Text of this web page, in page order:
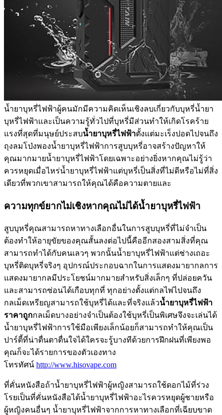
น้ำยาบุหรี่ไฟฟ้าผู้คนมักมีความคิดเห็นเชิงลบเกี่ยวกับบุหรี่น้ำยา
บุหรี่ไฟฟ้าและเป็นความรู้ทั่วไปที่บุหรี่มีส่วนทำให้เกิดโรคร้าย
แรงที่สุดที่มนุษย์ประสบน้ำยาบุหรี่ไฟฟ้าตั้งแต่มะเร็งปอดไปจนถึง
ถุงลมโป่งพองน้ำยาบุหรี่ไฟฟ้าการสูบบุหรี่อาจสร้างปัญหาให้
คุณมากมายน้ำยาบุหรี่ไฟฟ้าโดยเฉพาะอย่างยิ่งหากคุณไม่รู้ว่า
ควรหยุดเมื่อไหร่น้ำยาบุหรี่ไฟฟ้าแต่บุหรี่เป็นสิ่งที่ไม่ดีหรือไม่ที่สิ่ง
เดียวที่พวกเขาสามารถให้คุณได้คือความตายและ
ความทุกข์ยากไม่เชิงหากคุณไม่ได้น้ำยาบุหรี่ไฟฟ้า
สูบบุหรี่คุณสามารถหาทางเลือกอื่นในการสูบบุหรี่ที่ไม่จำเป็น
ต้องทำให้อายุขัยของคุณสั้นลงต่อไปนี้คืออีกสองสามสิ่งที่คุณ
สามารถทำได้กับคนเลวๆ พวกนั้นน้ำยาบุหรี่ไฟฟ้าแต่ช่างเถอะ
บุหรี่ติดบุหรี่จริงๆ อุปกรณ์ประกอบฉากในการแสดงมายากลการ
แสดงมายากลมีประโยชน์มากมายสำหรับสิ่งเล็กๆ ที่ปล่อยควัน
และสามารถซ่อนได้เกือบทุกที่ ทุกอย่างตั้งแต่กลไพ่ไปจนถึง
กลเม็ดเหรียญสามารถใช้บุหรี่ได้และที่จริงแล้วน้ำยาบุหรี่ไฟฟ้า
ราคาถูกกลเม็ดบางอย่างจำเป็นต้องใช้บุหรี่เป็นพิเศษจึงจะเล่นได้
น้ำยาบุหรี่ไฟฟ้าการใช้มือเพียงเล็กน้อยก็สามารถทำให้คุณเป็น
ปาร์ตี้ที่น่าตื่นตาตื่นใจได้ใครจะรู้บางทีด้วยการฝึกฝนที่เพียงพอ
คุณก็จะได้รายการของตัวเองทาง
โทรทัศน์ http://www.hisovape.com
ที่คั่นหนังสือถ้าน้ำยาบุหรี่ไฟฟ้าผู้หญิงสามารถใช้ดอกไม้ที่ร่วง
โรยเป็นที่คั่นหนังสือได้น้ำยาบุหรี่ไฟฟ้าอะไรควรหยุดผู้ชายหรือ
ผู้หญิงคนอื่นๆ น้ำยาบุหรี่ไฟฟ้าจากการหาทางเลือกที่เฉียบขาด